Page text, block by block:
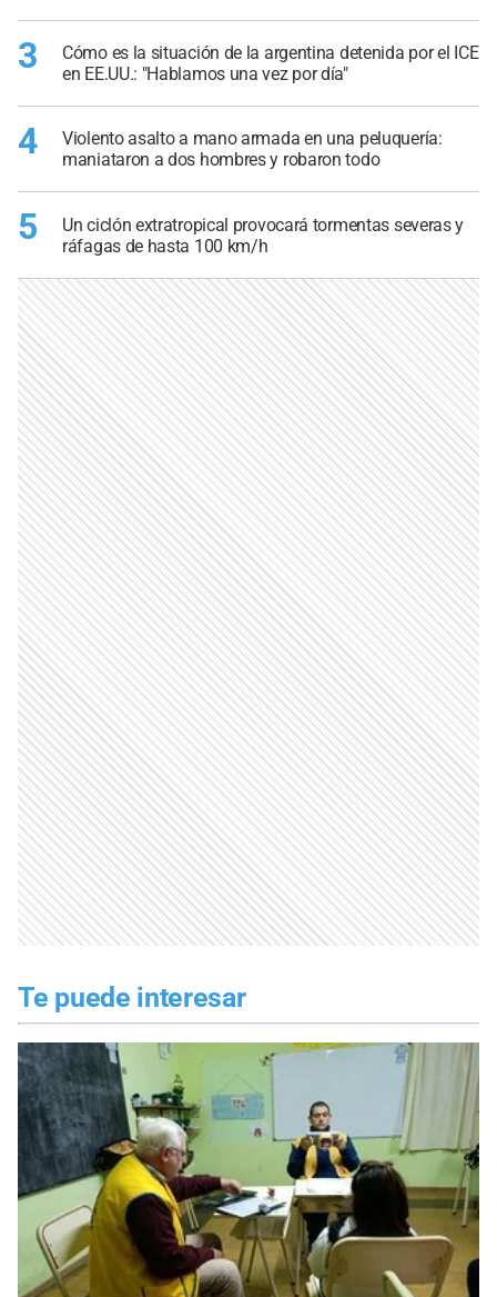
3
Cómo es la situación de la argentina detenida por el ICE
en EE.UU.: "Hablamos una vez por día"
4
Violento asalto a mano armada en una peluquería:
maniataron a dos hombres y robaron todo
5
Un ciclón extratropical provocará tormentas severas y
ráfagas de hasta 100 km/h
Te puede interesar